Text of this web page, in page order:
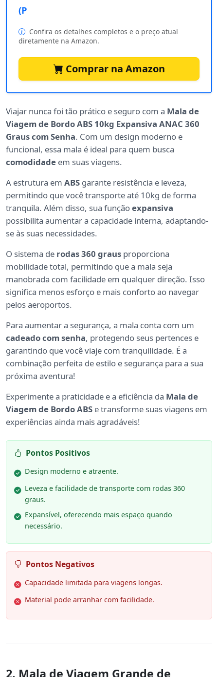
(P
Confira os detalhes completos e o preço atual
diretamente na Amazon.
Comprar na Amazon
Viajar nunca foi tão prático e seguro com a Mala de
Viagem de Bordo ABS 10kg Expansiva ANAC 360
Graus com Senha. Com um design moderno e
funcional, essa mala é ideal para quem busca
comodidade em suas viagens.
A estrutura em ABS garante resistência e leveza,
permitindo que você transporte até 10kg de forma
tranquila. Além disso, sua funçãoexpansiva
possibilita aumentar a capacidade interna, adaptando-
se às suas necessidades.
O sistema de rodas 360 graus proporciona
mobilidade total, permitindo que a mala seja
manobrada com facilidade em qualquer direção. Isso
significa menos esforço e mais conforto ao navegar
pelos aeroportos.
Para aumentar a segurança, a mala conta com um
cadeado com senha, protegendo seus pertences e
garantindo que você viaje com tranquilidade. É a
combinação perfeita de estilo e segurança para a sua
próxima aventura!
Experimente a praticidade e a eficiência da Mala de
Viagem de Bordo ABS e transforme suas viagens em
experiências ainda mais agradáveis!
Pontos Positivos
Design moderno e atraente.
Leveza e facilidade de transporte com rodas 360
graus.
Expansível, oferecendo mais espaço quando
necessário.
Pontos Negativos
Capacidade limitada para viagens longas.
Material pode arranhar com facilidade.
2. Mala de Viagem Grande de